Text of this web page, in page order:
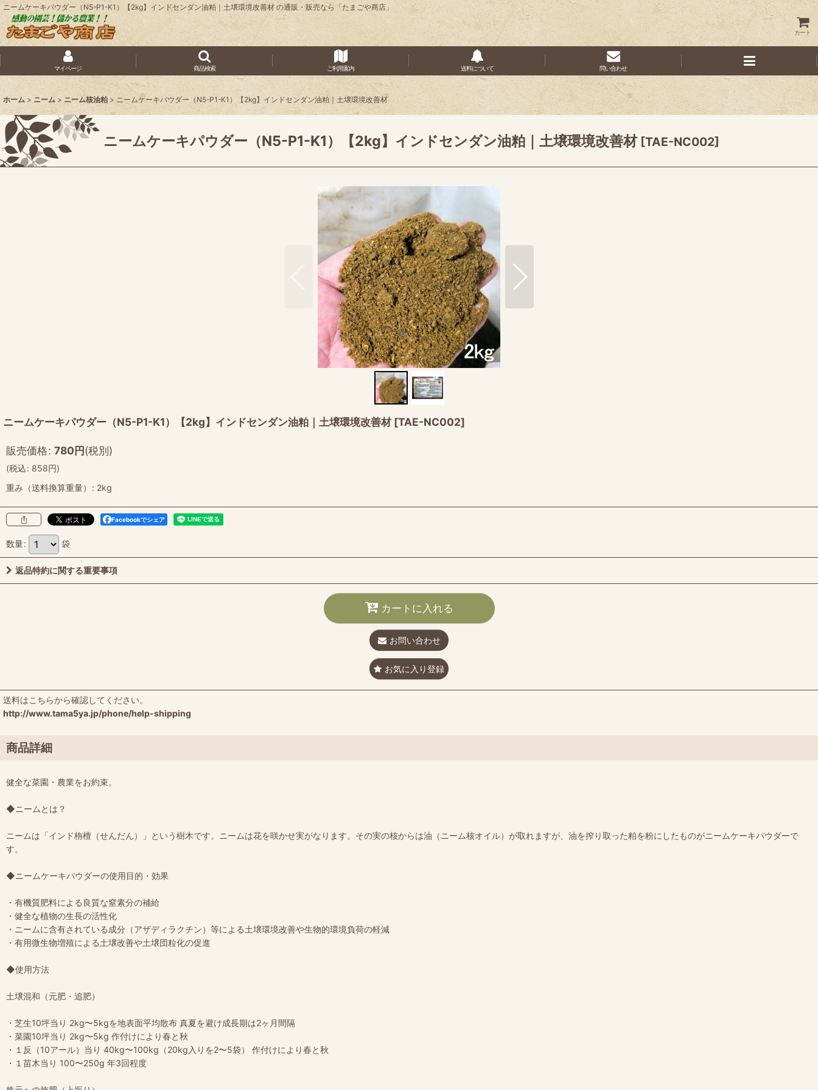
ニームケーキパウダー（N5-P1-K1）【2kg】インドセンダン油粕｜土壌環境改善材 の通販・販売なら「たまごや商店」
カート
マイページ 商品検索 ご利用案内 送料について 問い合わせ
ホーム > ニーム > ニーム核油粕 > ニームケーキパウダー（N5-P1-K1）【2kg】インドセンダン油粕｜土壌環境改善材
ニームケーキパウダー（N5-P1-K1）【2kg】インドセンダン油粕｜土壌環境改善材 [TAE-NC002]
ニームケーキパウダー（N5-P1-K1）【2kg】インドセンダン油粕｜土壌環境改善材 [TAE-NC002]
販売価格: 780円(税別)
(税込: 858円)
重み（送料換算重量）
: 2kg
Facebookでシェア
数量: 袋
返品特約に関する重要事項
カートに入れる
お問い合わせ
お気に入り登録
送料はこちらから確認してください。
http://www.tama5ya.jp/phone/help-shipping
商品詳細
健全な菜園・農業をお約束。
◆ニームとは？
ニームは「インド栴檀（せんだん）」という樹木です。ニームは花を咲かせ実がなります。その実の核からは油（ニーム核オイル）が取れますが、油を搾り取った粕を粉にしたものがニームケーキパウダーで
す。
◆ニームケーキパウダーの使用目的・効果
・有機質肥料による良質な窒素分の補給
・健全な植物の生長の活性化
・ニームに含有されている成分（アザディラクチン）等による土壌環境改善や生物的環境負荷の軽減
・有用微生物増殖による土壌改善や土壌団粒化の促進
◆使用方法
土壌混和（元肥・追肥）
・芝生10坪当り 2kg〜5kgを地表面平均散布 真夏を避け成長期は2ヶ月間隔
・菜園10坪当り 2kg〜5kg 作付けにより春と秋
・１反（10アール）当り 40kg〜100kg（20kg入りを2〜5袋） 作付けにより春と秋
・１苗木当り 100〜250g 年3回程度